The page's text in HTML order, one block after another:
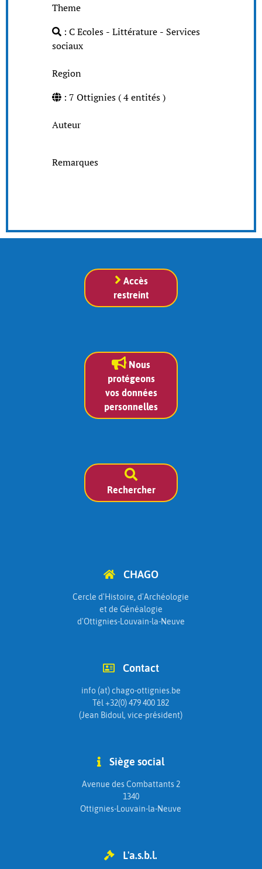
Theme
: C Ecoles - Littérature - Services
sociaux
Region
: 7 Ottignies ( 4 entités )
Auteur
Remarques
Accès
restreint
Nous
protégeons
vos données
personnelles
Rechercher
CHAGO
Cercle d'Histoire, d'Archéologie
et de Généalogie
d'Ottignies-Louvain-la-Neuve
Contact
info (at) chago-ottignies.be
Tél +32(0) 479 400 182
(Jean Bidoul, vice-président)
Siège social
Avenue des Combattants 2
1340
Ottignies-Louvain-la-Neuve
L'a.s.b.l.